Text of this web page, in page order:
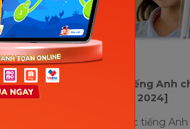
HỌC TIẾNG ANH
11+ Giáo trình dạy tiếng Anh
hay nhất [Cập nhật 2024]
Mặc dù hình thức học tiếng